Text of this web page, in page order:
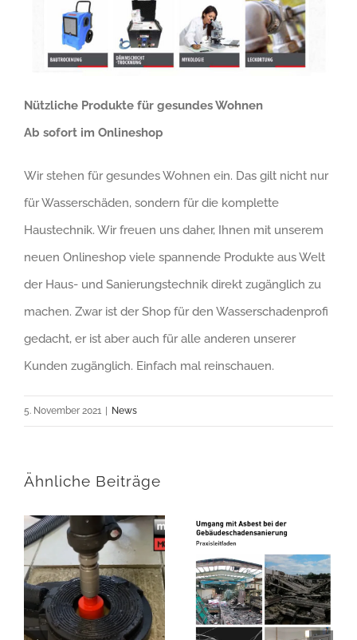
Nützliche Produkte für gesundes Wohnen
Ab sofort im Onlineshop
Wir stehen für gesundes Wohnen ein. Das gilt nicht nur
für Wasserschäden, sondern für die komplette
Haustechnik. Wir freuen uns daher, Ihnen mit unserem
neuen Onlineshop viele spannende Produkte aus Welt
der Haus- und Sanierungstechnik direkt zugänglich zu
machen. Zwar ist der Shop für den Wasserschadenprofi
gedacht, er ist aber auch für alle anderen unserer
Kunden zugänglich. Einfach mal reinschauen.
5. November 2021 News
Ähnliche Beiträge